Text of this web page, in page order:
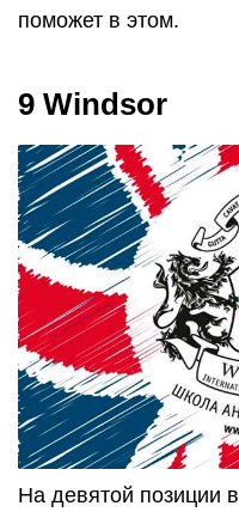
поможет в этом.
9 Windsor
На девятой позиции